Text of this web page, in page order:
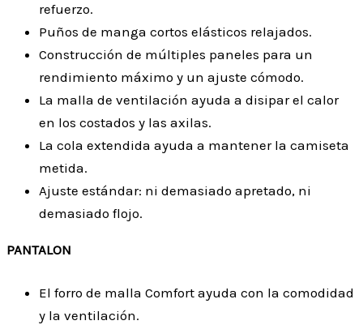
refuerzo.
Puños de manga cortos elásticos relajados.
Construcción de múltiples paneles para un
rendimiento máximo y un ajuste cómodo.
La malla de ventilación ayuda a disipar el calor
en los costados y las axilas.
La cola extendida ayuda a mantener la camiseta
metida.
Ajuste estándar: ni demasiado apretado, ni
demasiado flojo.
PANTALON
El forro de malla Comfort ayuda con la comodidad
y la ventilación.